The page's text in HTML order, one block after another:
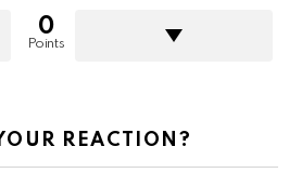
0
Points
REACTION?